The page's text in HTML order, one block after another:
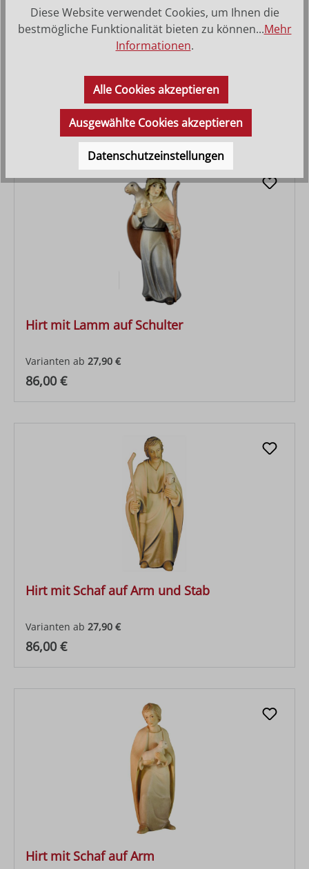
27,90 €
Regulärer Preis:
Hirt mit Lamm auf Schulter
Varianten ab 27,90 €
Regulärer Preis:
86,00 €
Hirt mit Schaf auf Arm und Stab
Varianten ab 27,90 €
Regulärer Preis:
86,00 €
Hirt mit Schaf auf Arm
Diese Website verwendet Cookies, um Ihnen die
bestmögliche Funktionalität bieten zu können...Mehr
Informationen.
Alle Cookies akzeptieren
Ausgewählte Cookies akzeptieren
Datenschutzeinstellungen